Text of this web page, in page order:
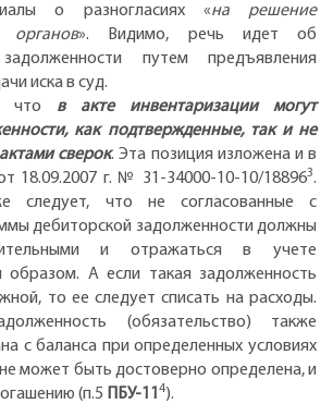
о разногласиях «на решение
органов». Видимо, речь идет об
задолженности путем предъявления
иска в суд.
что в акте инвентаризации могут
как подтвержденные, так и не
сверок. Эта позиция изложена и в
18.09.2007 г. № 31-34000-10-10/188963.
следует, что не согласованные с
дебиторской задолженности должны
и отражаться в учете
образом. А если такая задолженность
то ее следует списать на расходы.
(обязательство) также
с баланса при определенных условиях
может быть достоверно определена, и
(п.5
ПБУ-11 4).